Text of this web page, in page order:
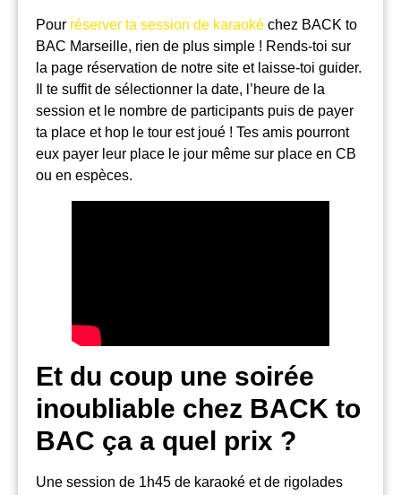
Pour réserver ta session de karaoké chez BACK to
BAC Marseille, rien de plus simple ! Rends-toi sur
la page réservation de notre site et laisse-toi guider.
Il te suffit de sélectionner la date, l’heure de la
session et le nombre de participants puis de payer
ta place et hop le tour est joué ! Tes amis pourront
eux payer leur place le jour même sur place en CB
ou en espèces.
Et du coup une soirée
inoubliable chez BACK to
BAC ça a quel prix ?
Une session de 1h45 de karaoké et de rigolades